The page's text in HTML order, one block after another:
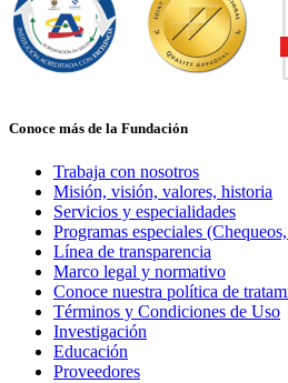
Conoce más de la Fundación
Trabaja con nosotros
Misión, visión, valores, historia
Servicios y especialidades
Programas especiales
Línea de transparencia
Marco legal y normativo
Conoce nuestra política de
Términos y Condiciones de Uso
Investigación
Educación
Proveedores